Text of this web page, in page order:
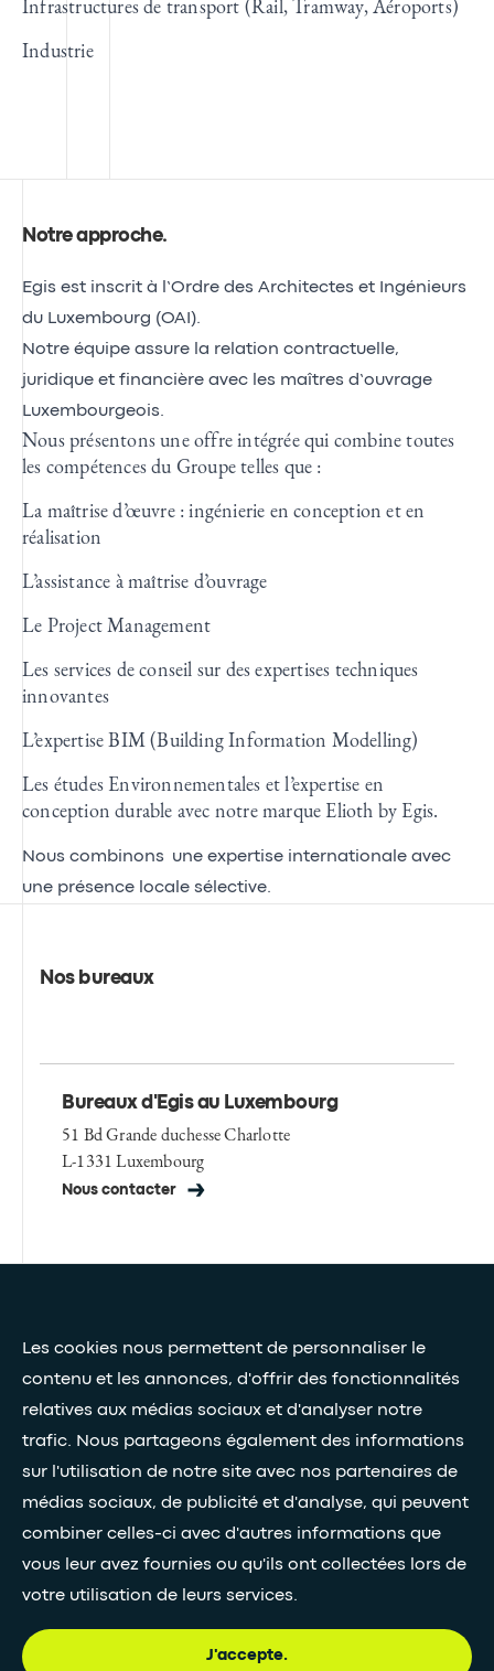
Les cookies nous permettent de personnaliser le
contenu et les annonces, d'offrir des fonctionnalités
relatives aux médias sociaux et d'analyser notre
trafic. Nous partageons également des informations
sur l'utilisation de notre site avec nos partenaires de
médias sociaux, de publicité et d'analyse, qui peuvent
combiner celles-ci avec d'autres informations que
vous leur avez fournies ou qu'ils ont collectées lors de
votre utilisation de leurs services.
J'accepte.
Infrastructures de transport (Rail, Tramway, Aéroports)
Industrie
Notre approche.
Egis est inscrit à l’Ordre des Architectes et Ingénieurs
du Luxembourg (OAI).
Notre équipe assure la relation contractuelle,
juridique et financière avec les maîtres d’ouvrage
Luxembourgeois.
Nous présentons une offre intégrée qui combine toutes
les compétences du Groupe telles que :
La maîtrise d’œuvre : ingénierie en conception et en
réalisation
L’assistance à maîtrise d’ouvrage
Le Project Management
Les services de conseil sur des expertises techniques
innovantes
L’expertise BIM (Building Information Modelling)
Les études Environnementales et l’expertise en
conception durable avec notre marque Elioth by Egis.
Nous combinons une expertise internationale avec
une présence locale sélective.
Nos bureaux
Bureaux d'Egis au Luxembourg
51 Bd Grande duchesse Charlotte
L-1331 Luxembourg
Nous contacter
Nos livres blancs
Inscription à la newsletter
SUIVEZ-NOUS•